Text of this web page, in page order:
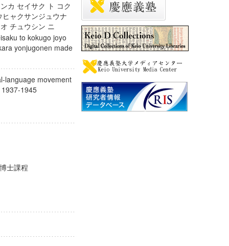
カ セイサク ト コク
ャクサンジュウナ
オ チュウシン ニ
to kokugo joyo
yonjugonen made
language movement
1937-1945
博士課程